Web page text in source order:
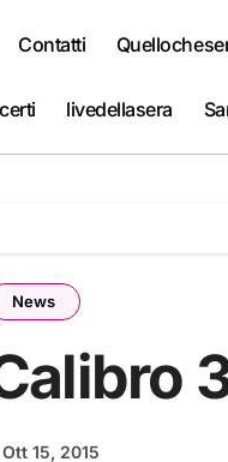
Contatti
livedellasera
News
Ott 15, 2015